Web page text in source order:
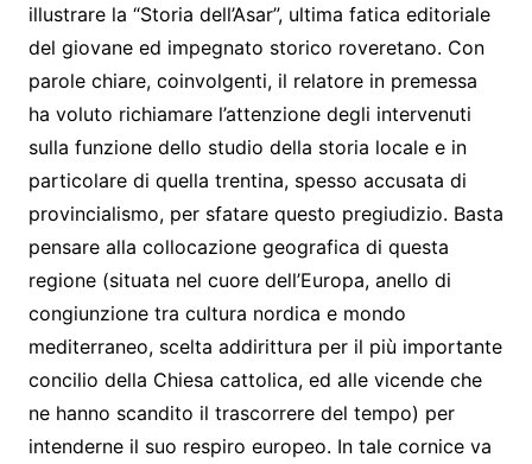
illustrare la “Storia dell’Asar”, ultima fatica editoriale
del giovane ed impegnato storico roveretano. Con
parole chiare, coinvolgenti, il relatore in premessa
ha voluto richiamare l’attenzione degli intervenuti
sulla funzione dello studio della storia locale e in
particolare di quella trentina, spesso accusata di
provincialismo, per sfatare questo pregiudizio. Basta
pensare alla collocazione geografica di questa
regione (situata nel cuore dell’Europa, anello di
congiunzione tra cultura nordica e mondo
mediterraneo, scelta addirittura per il più importante
concilio della Chiesa cattolica, ed alle vicende che
ne hanno scandito il trascorrere del tempo) per
intenderne il suo respiro europeo. In tale cornice va